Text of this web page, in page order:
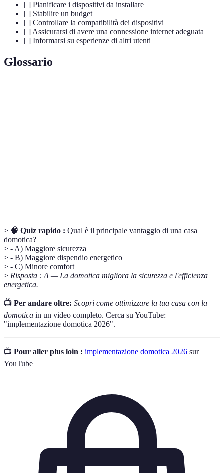
[ ] Pianificare i dispositivi da installare
[ ] Stabilire un budget
[ ] Controllare la compatibilità dei dispositivi
[ ] Assicurarsi di avere una connessione internet adeguata
[ ] Informarsi su esperienze di altri utenti
Glossario
> 🧠 Quiz rapido : Qual è il principale vantaggio di una casa
domotica?
> - A) Maggiore sicurezza
> - B) Maggiore dispendio energetico
> - C) Minore comfort
> Risposta : A — La domotica migliora la sicurezza e l'efficienza
energetica.
📺 Per andare oltre: Scopri come ottimizzare la tua casa con la
domotica in un video completo. Cerca su YouTube:
"implementazione domotica 2026".
📺 Pour aller plus loin : implementazione domotica 2026 sur
YouTube